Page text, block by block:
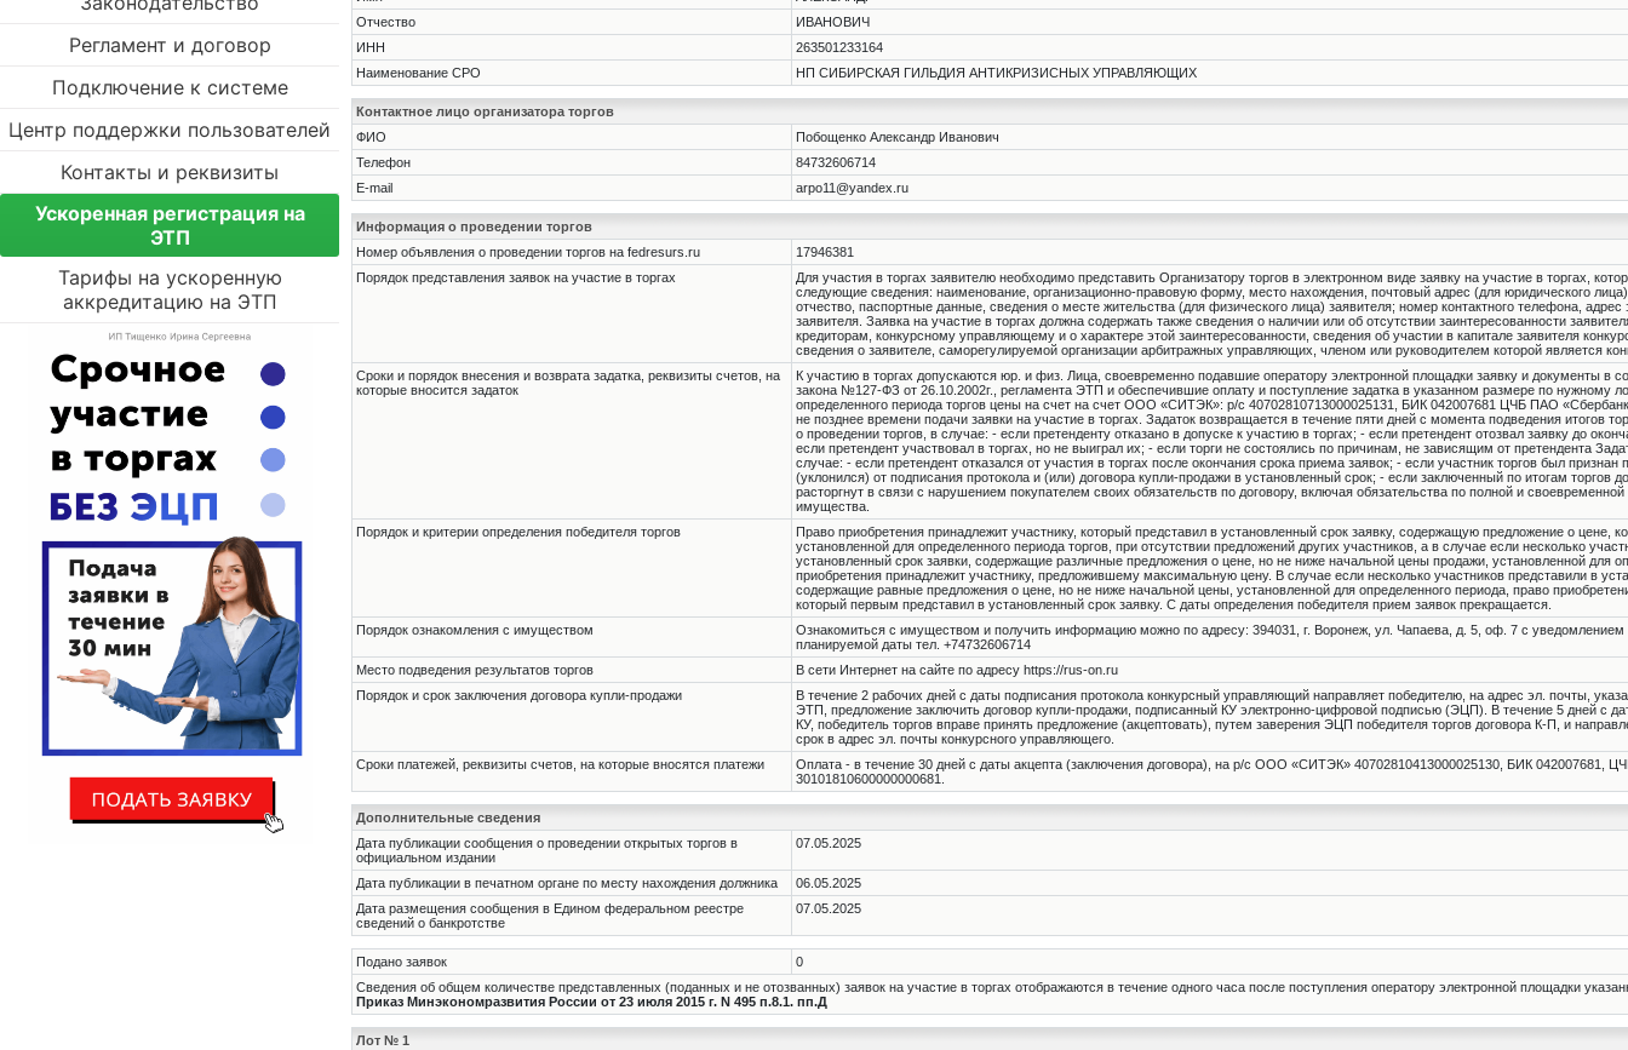
Регламент и договор
Подключение к системе
Центр поддержки пользователей
Контакты и реквизиты
Ускоренная регистрация на
ЭТП
Тарифы на ускоренную
аккредитацию на ЭТП
Отчество
ИВАНОВИЧ
ИНН
263501233164
Наименование СРО
НП СИБИРСКАЯ ГИЛЬДИЯ АНТИКРИЗИСНЫХ УПРАВЛЯЮЩИХ
Контактное лицо организатора торгов
ФИО
Побощенко Александр Иванович
Телефон
84732606714
E-mail
arpo11@yandex.ru
Информация о проведении торгов
Номер объявления о проведении торгов на fedresurs.ru
17946381
Порядок представления заявок на участие в торгах
Для участия в торгах заявителю необходимо представить Организатору торгов в электронном виде заявку на участие в торгах,
следующие сведения: наименование, организационно-правовую форму, место нахождения, почтовый адрес (для юридического
отчество, паспортные данные, сведения о месте жительства (для физического лица) заявителя; номер контактного телефона, адрес
заявителя. Заявка на участие в торгах должна содержать также сведения о наличии или об отсутствии заинтересованности
кредиторам, конкурсному управляющему и о характере этой заинтересованности, сведения об участии в капитале заявителя
сведения о заявителе, саморегулируемой организации арбитражных управляющих, членом или руководителем которой является
Сроки и порядок внесения и возврата задатка, реквизиты счетов, на
которые вносится задаток
К участию в торгах допускаются юр. и физ. Лица, своевременно подавшие оператору электронной площадки заявку и документы в
закона №127-ФЗ от 26.10.2002г., регламента ЭТП и обеспечившие оплату и поступление задатка в указанном размере по нужному
определенного периода торгов цены на счет на счет ООО «СИТЭК»: р/с 40702810713000025131, БИК 042007681 ЦЧБ ПАО
не позднее времени подачи заявки на участие в торгах. Задаток возвращается в течение пяти дней с момента подведения итогов
о проведении торгов, в случае: - если претенденту отказано в допуске к участию в торгах; - если претендент отозвал заявку до
если претендент участвовал в торгах, но не выиграл их; - если торги не состоялись по причинам, не зависящим от претендента
случае: - если претендент отказался от участия в торгах после окончания срока приема заявок; - если участник торгов был признан
(уклонился) от подписания протокола и (или) договора купли-продажи в установленный срок; - если заключенный по итогам торгов
расторгнут в связи с нарушением покупателем своих обязательств по договору, включая обязательства по полной и своевременной
имущества.
Порядок и критерии определения победителя торгов
Право приобретения принадлежит участнику, который представил в установленный срок заявку, содержащую предложение о цене,
установленной для определенного периода торгов, при отсутствии предложений других участников, а в случае если несколько
установленный срок заявки, содержащие различные предложения о цене, но не ниже начальной цены продажи, установленной для
приобретения принадлежит участнику, предложившему максимальную цену. В случае если несколько участников представили в
содержащие равные предложения о цене, но не ниже начальной цены, установленной для определенного периода, право
который первым представил в установленный срок заявку. С даты определения победителя прием заявок прекращается.
Порядок ознакомления с имуществом
Ознакомиться с имуществом и получить информацию можно по адресу: 394031, г. Воронеж, ул. Чапаева, д. 5, оф. 7 с уведомлением
планируемой даты тел. +74732606714
Место подведения результатов торгов
В сети Интернет на сайте по адресу https://rus-on.ru
Порядок и срок заключения договора купли-продажи
В течение 2 рабочих дней с даты подписания протокола конкурсный управляющий направляет победителю, на адрес эл. почты,
ЭТП, предложение заключить договор купли-продажи, подписанный КУ электронно-цифровой подписью (ЭЦП). В течение 5 дней с
КУ, победитель торгов вправе принять предложение (акцептовать), путем заверения ЭЦП победителя торгов договора К-П, и
срок в адрес эл. почты конкурсного управляющего.
Сроки платежей, реквизиты счетов, на которые вносятся платежи
Оплата - в течение 30 дней с даты акцепта (заключения договора), на р/с ООО «СИТЭК» 40702810413000025130, БИК 042007681,
30101810600000000681.
Дополнительные сведения
Дата публикации сообщения о проведении открытых торгов в
официальном издании
07.05.2025
Дата публикации в печатном органе по месту нахождения должника
06.05.2025
Дата размещения сообщения в Едином федеральном реестре
сведений о банкротстве
07.05.2025
Подано заявок
0
Сведения об общем количестве представленных (поданных и не отозванных) заявок на участие в торгах отображаются в течение одного часа после поступления оператору электронной площадки
Приказ Минэкономразвития России от 23 июля 2015 г. N 495 п.8.1. пп.Д
Лот № 1